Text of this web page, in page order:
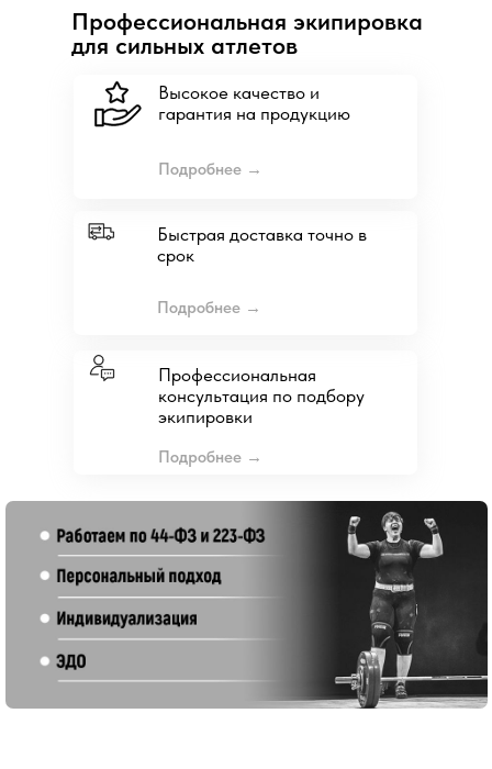
Подробнее →
Подробнее →
Подробнее →
Профессиональная экипировка
для сильных атлетов
Профессиональная
консультация по подбору
экипировки
Быстрая доставка точно в
срок
Высокое качество и
гарантия на продукцию